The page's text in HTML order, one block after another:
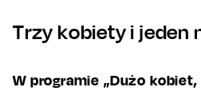
Trzy kobiety i jeden
W programie „Dużo